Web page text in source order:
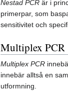
Nestad PCR är i
primerpar, som
sensitivitet och
Multiplex PCR
Multiplex PCR
innebär alltså en
utformning.